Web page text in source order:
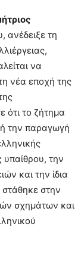
ανέδειξε τη
να
νέα εποχή της
ότι το ζήτημα
την παραγωγή
υπαίθρου, την
και την ίδια
στην
σχημάτων και